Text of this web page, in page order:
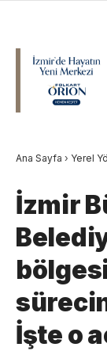
Ana Sayfa › Yerel
İzmir
İşte o